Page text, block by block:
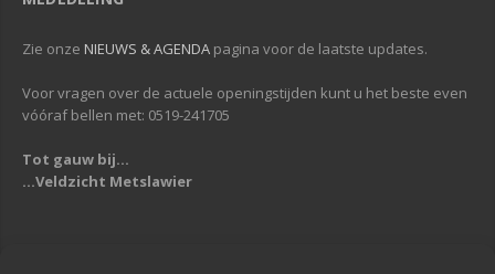
Zie onze NIEUWS & AGENDA pagina voor de laatste updates.
Voor vragen over de actuele openingstijden kunt u het beste even
vóóraf bellen met: 0519-241705
Tot gauw bij...
...Veldzicht Metslawier